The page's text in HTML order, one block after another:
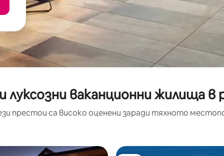
луксозни ваканционни жилища в
престои са високо оценени заради тяхното